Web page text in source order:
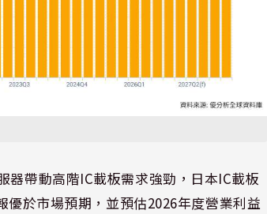
帶動高階IC載板需求強勁，日本IC載板
於市場預期，並預估2026年度營業利益